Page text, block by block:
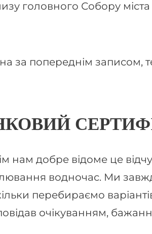
головного Собору
за попереднім записом,
нам добре відоме це
водночас. Ми
перебираємо
очікуванням,